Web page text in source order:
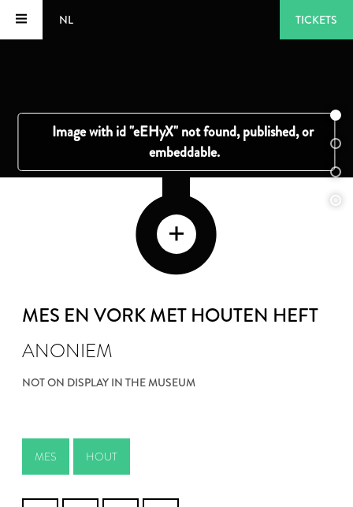
NL TICKETS
MES EN VORK MET HOUTEN HEFT
ANONIEM
NOT ON DISPLAY IN THE MUSEUM
MES HOUT